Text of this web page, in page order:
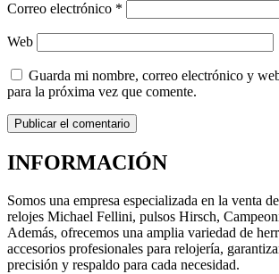
Correo electrónico *
Web
Guarda mi nombre, correo electrónico y
para la próxima vez que comente.
INFORMACIÓN
Somos una empresa especializada en la venta
relojes Michael Fellini, pulsos Hirsch,
Además, ofrecemos una amplia variedad de
accesorios profesionales para relojería,
precisión y respaldo para cada necesidad.